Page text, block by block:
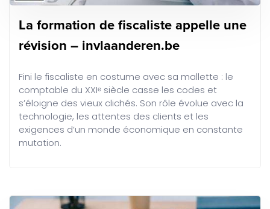
La formation de fiscaliste appelle une
révision – invlaanderen.be
Fini le fiscaliste en costume avec sa mallette : le
comptable du XXIᵉ siècle casse les codes et
s’éloigne des vieux clichés. Son rôle évolue avec la
technologie, les attentes des clients et les
exigences d’un monde économique en constante
mutation.